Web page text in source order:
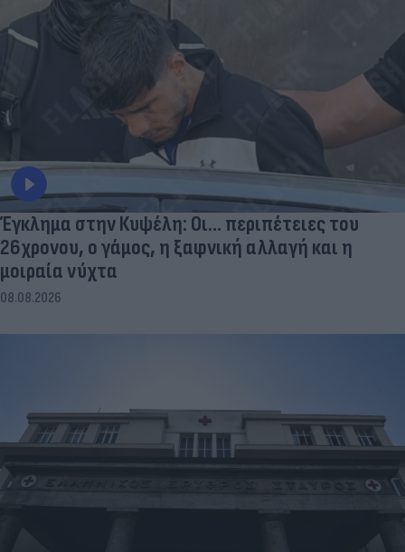
Έγκλημα στην Κυψέλη: Οι... περιπέτειες του
26χρονου, ο γάμος, η ξαφνική αλλαγή και η
μοιραία νύχτα
08.08.2026